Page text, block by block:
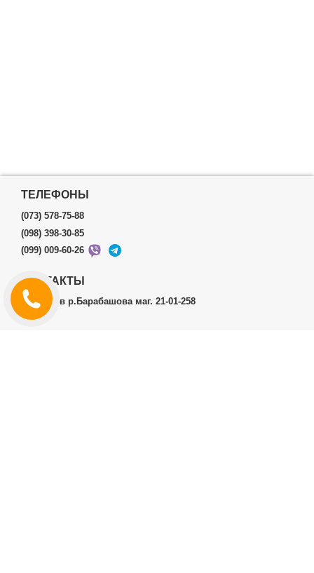
ТЕЛЕФОНЫ
(073) 578-75-88
(098) 398-30-85
(099) 009-60-26
КОНТАКТЫ
г.Харьков р.Барабашова маг. 21-01-258